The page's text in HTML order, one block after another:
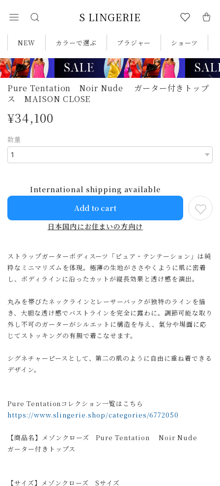
S LINGERIE
NEW カラーで選ぶ ブラジャー ショーツ
Pure Tentation Noir Nude ガーター付きトップ
ス MAISON CLOSE
¥34,100
数量
International shipping available
Add to cart
日本国内にお住まいの方向け
ストラップガーターボディスーツ「ピュア・テンテーション」は純
粋なミニマリズムを体現。極薄の生地がささやくように肌に密着
し、ボディラインに沿ったカットが縦長効果と透け感を演出。
丸みを帯びたネックラインとレーサーバックが独特のラインを描
き、大胆な透け感でバストラインを完全に露わに。調節可能な取り
外し不可のガーターがシルエットに構造を与え、氣分や場面に応
じてストッキングの有無で着こなせます。
シグネチャーピースとして、第二の肌のように自由に重ね着できる
デザイン。
Pure Tentationコレクション一覧はこちら
https://www.slingerie.shop/categories/6772050
【商品名】メゾンクローズ Pure Tentation Noir Nude
ガーター付きトップス
【サイズ】メゾンクローズ Sサイズ